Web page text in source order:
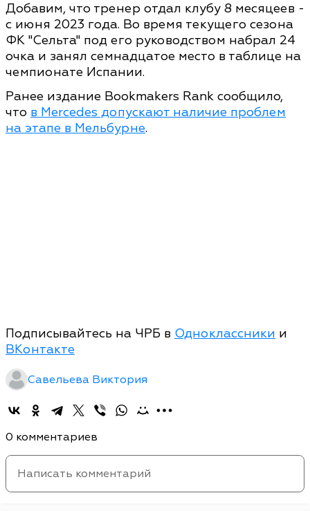
Добавим, что тренер отдал клубу 8 месяцеев -
с июня 2023 года. Во время текущего сезона
ФК "Сельта" под его руководством набрал 24
очка и занял семнадцатое место в таблице на
чемпионате Испании.
Ранее издание Bookmakers Rank сообщило,
что в Mercedes допускают наличие проблем
на этапе в Мельбурне.
Подписывайтесь на ЧРБ в Одноклассники и
ВКонтакте
Савельева Виктория
0 комментариев